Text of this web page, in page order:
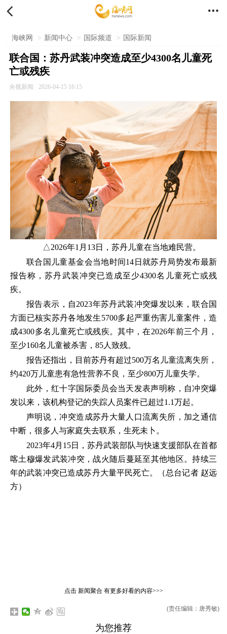
 
海峡网 > 新闻中心 > 国际频道 > 国际新闻
联合国：苏丹武装冲突造成至少4300名儿童死
亡或残疾
央视新闻 2026-04-15 16:15
△2026年1月13日，苏丹儿童在当地难民营。
联合国儿童基金会当地时间14日就苏丹局势发布最新
报告称，苏丹武装冲突已造成至少4300名儿童死亡或残
疾。
报告表示，自2023年苏丹武装冲突爆发以来，联合国
方面已核实苏丹各地发生5700多起严重伤害儿童案件，造
成4300多名儿童死亡或残疾。其中，在2026年前三个月，
至少160名儿童被杀害，85人致残。
报告还指出，目前苏丹有超过500万名儿童流离失所，
约420万儿童患有急性营养不良，至少800万儿童失学。
此外，红十字国际委员会当天发表声明称，自冲突爆
发以来，该机构登记的失踪人员案件已超过1.1万起。
声明说，冲突造成苏丹大量人口流离失所，加之通信
中断，很多人与家庭失去联系，生死未卜。
2023年4月15日，苏丹武装部队与快速支援部队在首都
喀土穆爆发武装冲突，战火随后蔓延至其他地区。持续三
年的武装冲突已造成苏丹大量平民死亡。（总台记者 赵远
方）
点击 新闻聚合有更多好看的内容>>>
(责任编辑：唐秀敏)
为您推荐